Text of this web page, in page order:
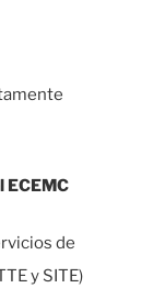
ECEMC
de
y SITE)